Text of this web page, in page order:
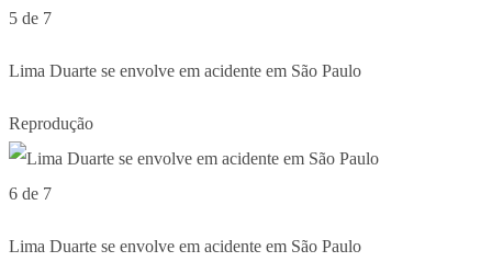
5 de 7
Lima Duarte se envolve em acidente em São Paulo
Reprodução
6 de 7
Lima Duarte se envolve em acidente em São Paulo